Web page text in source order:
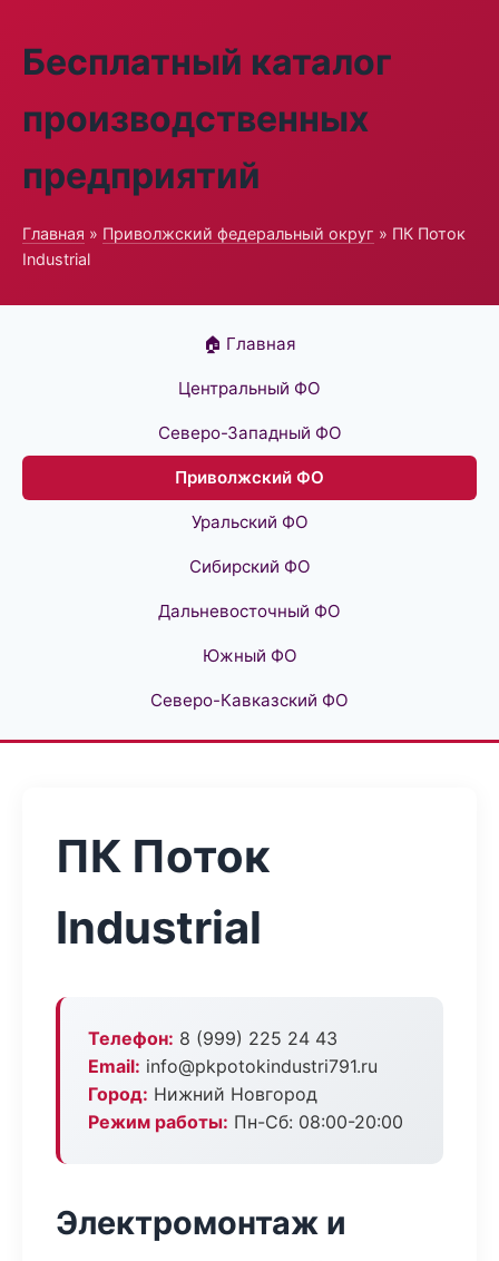
Бесплатный каталог
производственных
предприятий
Главная » Приволжский федеральный округ » ПК Поток
Industrial
🏠 Главная
Центральный ФО
Северо-Западный ФО
Приволжский ФО
Уральский ФО
Сибирский ФО
Дальневосточный ФО
Южный ФО
Северо-Кавказский ФО
ПК Поток
Industrial
Телефон: 8 (999) 225 24 43
Email: info@pkpotokindustri791.ru
Город: Нижний Новгород
Режим работы: Пн-Сб: 08:00-20:00
Электромонтаж и